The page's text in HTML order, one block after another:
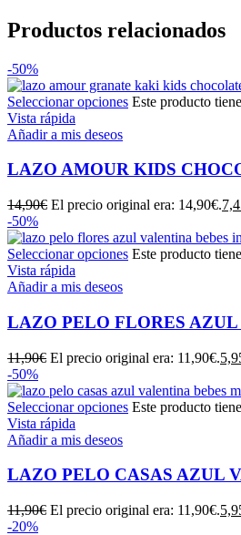
Productos relacionados
-50%
Seleccionar opciones Este producto
Vista rápida
Añadir a mis deseos
LAZO AMOUR KIDS
14,90€ El precio original era: 14,90€.
-50%
Seleccionar opciones Este producto
Vista rápida
Añadir a mis deseos
LAZO PELO FLORES
11,90€ El precio original era: 11,90€.
-50%
Seleccionar opciones Este producto
Vista rápida
Añadir a mis deseos
LAZO PELO CASAS AZUL
11,90€ El precio original era: 11,90€.
-20%